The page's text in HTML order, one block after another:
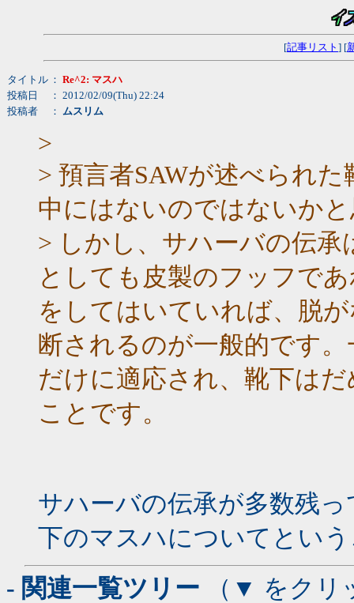
[記事リスト ] [
タイトル ： Re^2: マスハ
投稿日
： 2012/02/09(Thu) 22:24
投稿者
： ムスリム
>
> 預言者SAWが述べられ
中にはないのではないか
> しかし、サハーバの伝
としても皮製のフッフで
をしてはいていれば、脱
断されるのが一般的です
だけに適応され、靴下は
ことです。
サハーバの伝承が多数残
下のマスハについてとい
- 関連一覧ツリー （▼ をクリ